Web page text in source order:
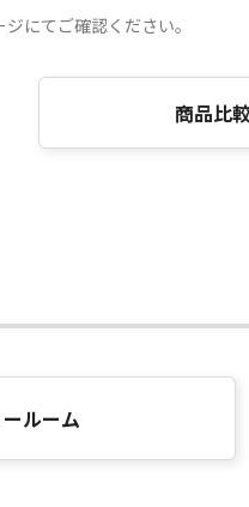
にてご確認ください。
商品比
ルーム